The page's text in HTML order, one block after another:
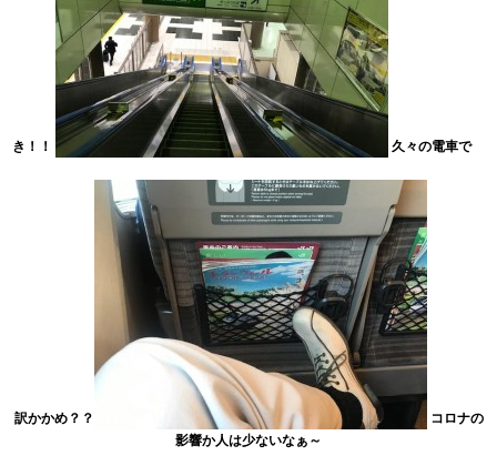
き！！ 久々の電車で
訳かかめ？？
コロナの
影響か人は少ないなぁ～